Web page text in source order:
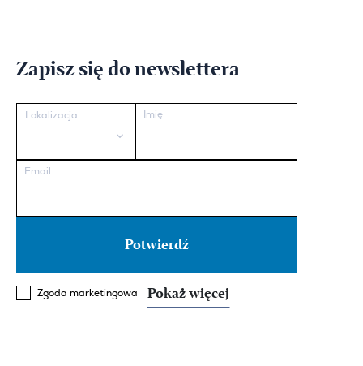
Zapisz się do newslettera
Lokalizacja Imię
Email
Zgoda marketingowa Pokaż więcej